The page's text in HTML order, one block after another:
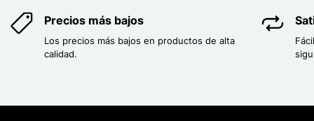
Precios más bajos
Los precios más bajos en productos de alta
calidad.